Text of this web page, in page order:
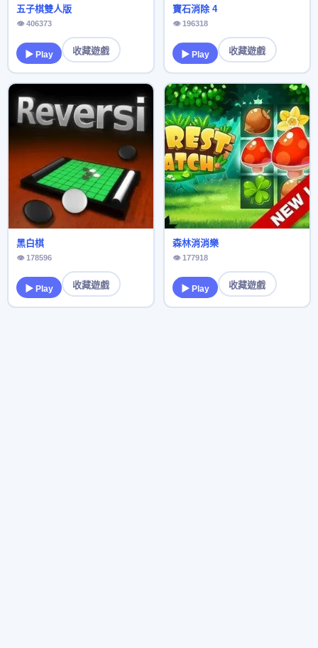
五子棋雙人版
👁 406373
▶ Play 收藏遊戲
寶石消除 4
👁 196318
▶ Play 收藏遊戲
黑白棋
👁 178596
▶ Play 收藏遊戲
森林消消樂
👁 177918
▶ Play 收藏遊戲